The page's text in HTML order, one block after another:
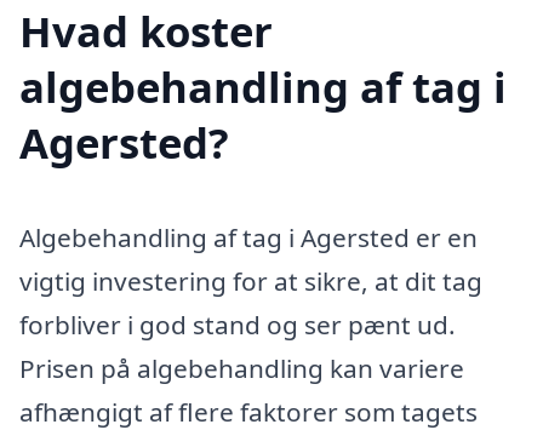
Hvad koster
algebehandling af tag i
Agersted?
Algebehandling af tag i Agersted er en
vigtig investering for at sikre, at dit tag
forbliver i god stand og ser pænt ud.
Prisen på algebehandling kan variere
afhængigt af flere faktorer som tagets